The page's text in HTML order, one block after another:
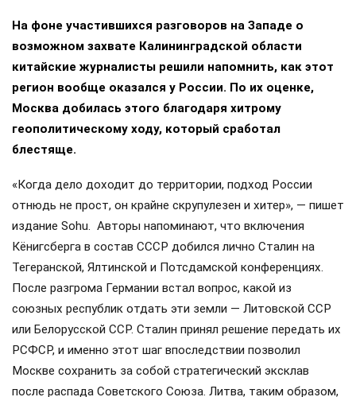
На фоне участившихся разговоров на Западе о
возможном захвате Калининградской области
китайские журналисты решили напомнить, как этот
регион вообще оказался у России. По их оценке,
Москва добилась этого благодаря хитрому
геополитическому ходу, который сработал
блестяще.
«Когда дело доходит до территории, подход России
отнюдь не прост, он крайне скрупулезен и хитер», — пишет
издание Sohu. Авторы напоминают, что включения
Кёнигсберга в состав СССР добился лично Сталин на
Тегеранской, Ялтинской и Потсдамской конференциях.
После разгрома Германии встал вопрос, какой из
союзных республик отдать эти земли — Литовской ССР
или Белорусской ССР. Сталин принял решение передать их
РСФСР, и именно этот шаг впоследствии позволил
Москве сохранить за собой стратегический эксклав
после распада Советского Союза. Литва, таким образом,